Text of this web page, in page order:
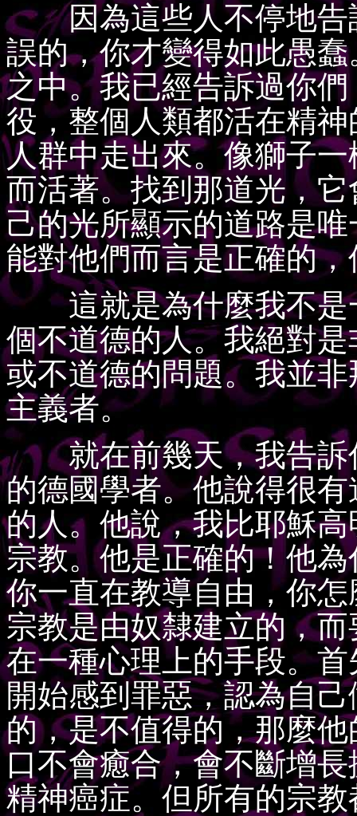
因為這些人不停地告
誤的，你才變得如此愚
之中。我已經告訴過你
役，整個人類都活在精
人群中走出來。像獅子
而活著。找到那道光，
己的光所顯示的道路是
能對他們而言是正確的
這就是為什麼我不是
個不道德的人。我絕對
或不道德的問題。我並
主義者。
就在前幾天，我告訴
的德國學者。他說得很
的人。他說，我比耶穌
宗教。他是正確的！他
你一直在教導自由，你
宗教是由奴隸建立的，
在一種心理上的手段。
開始感到罪惡，認為自
的，是不值得的，那麼
口不會癒合，會不斷增
精神癌症。但所有的宗